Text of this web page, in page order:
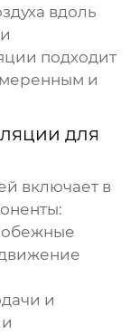
вдоль
подходит
и
для
включает в
и